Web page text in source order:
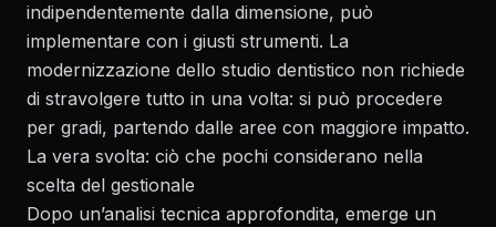
indipendentemente dalla dimensione, può
implementare con i giusti strumenti. La
modernizzazione dello studio dentistico non richiede
di stravolgere tutto in una volta: si può procedere
per gradi, partendo dalle aree con maggiore impatto.
La vera svolta: ciò che pochi considerano nella
scelta del gestionale
Dopo un’analisi tecnica approfondita, emerge un